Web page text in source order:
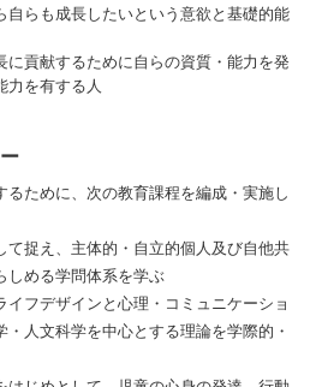
自らも成長したいという意欲と基礎的能
に貢献するために自らの資質・能力を発
力を有する人
るために、次の教育課程を編成・実施し
て捉え、主体的・自立的個人及び自他共
しめる学問体系を学ぶ
イフデザインと心理・コミュニケーショ
人文科学を中心とする理論を学際的・